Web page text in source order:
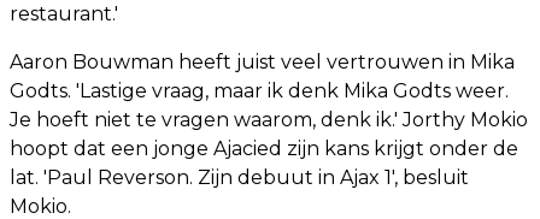
restaurant.'
Aaron Bouwman heeft juist veel vertrouwen in Mika
Godts. 'Lastige vraag, maar ik denk Mika Godts weer.
Je hoeft niet te vragen waarom, denk ik.' Jorthy Mokio
hoopt dat een jonge Ajacied zijn kans krijgt onder de
lat. 'Paul Reverson. Zijn debuut in Ajax 1', besluit
Mokio.